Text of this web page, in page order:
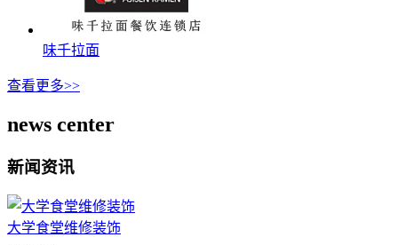
味千拉面
查看更多>>
news center
新闻资讯
大学食堂维修装饰